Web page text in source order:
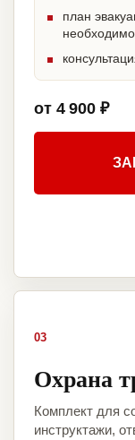
план
от 4 900 ₽
03
Охрана
Комплект для
инструктажи,